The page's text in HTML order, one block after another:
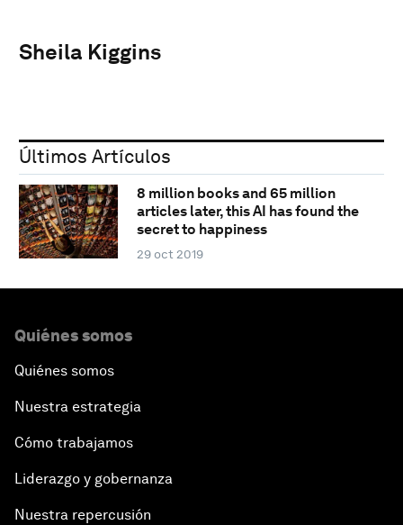
Sheila Kiggins
Últimos Artículos
8 million books and 65 million
articles later, this AI has found the
secret to happiness
29 oct 2019
Quiénes somos
Quiénes somos
Nuestra estrategia
Cómo trabajamos
Liderazgo y gobernanza
Nuestra repercusión